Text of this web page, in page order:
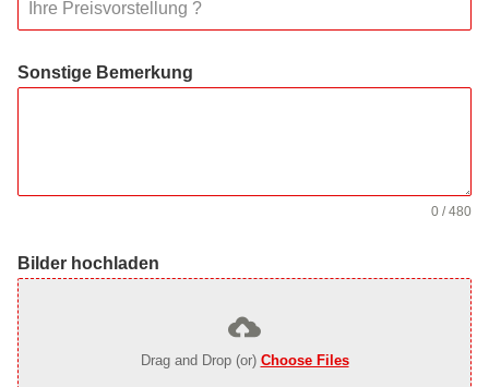
Sonstige Bemerkung
0 / 480
Bilder hochladen
Drag and Drop (or) Choose Files